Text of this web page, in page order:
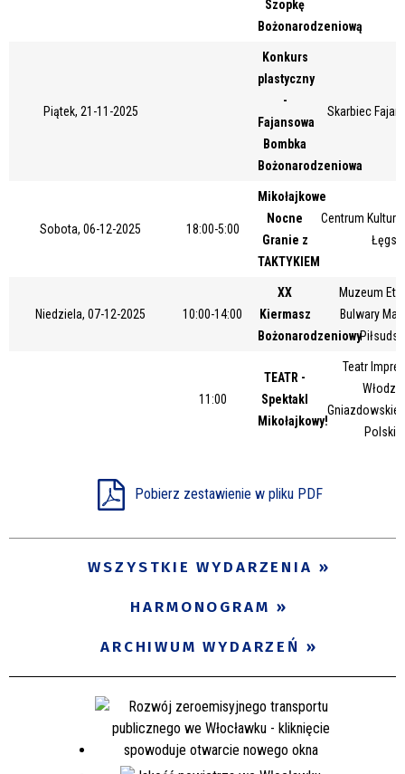
Szopkę
Bożonarodzeniową
Piątek, 21-11-2025
Konkurs
plastyczny
-
Fajansowa
Bombka
Bożonarodzeniowa
Skarbiec
Sobota, 06-12-2025 18:00-5:00
Mikołajkowe
Nocne
Granie z
TAKTYKIEM
Centrum Kultury
Niedziela, 07-12-2025 10:00-14:00
XX
Kiermasz
Bożonarodzeniowy
Muzeum
Bulwary
11:00
TEATR -
Spektakl
Mikołajkowy!
Teatr
Pobierz zestawienie w pliku PDF
WSZYSTKIE WYDARZENIA
HARMONOGRAM
ARCHIWUM WYDARZEŃ